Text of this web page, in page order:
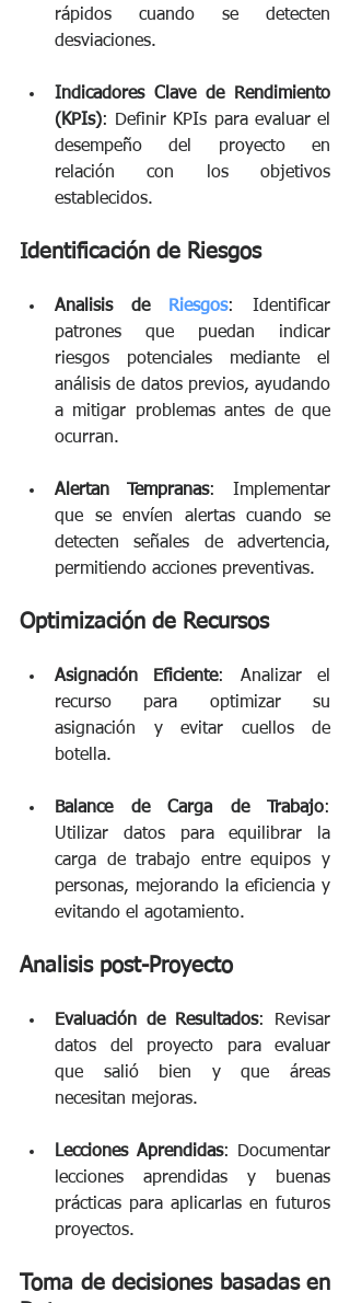
rápidos cuando se detecten
desviaciones.
Indicadores Clave de Rendimiento
(KPIs): Definir KPIs para evaluar el
desempeño del proyecto en
relación con los objetivos
establecidos.
Identificación de Riesgos
Analisis de Riesgos: Identificar
patrones que puedan indicar
riesgos potenciales mediante el
análisis de datos previos, ayudando
a mitigar problemas antes de que
ocurran.
Alertan Tempranas: Implementar
que se envíen alertas cuando se
detecten señales de advertencia,
permitiendo acciones preventivas.
Optimización de Recursos
Asignación Eficiente: Analizar el
recurso para optimizar su
asignación y evitar cuellos de
botella.
Balance de Carga de Trabajo:
Utilizar datos para equilibrar la
carga de trabajo entre equipos y
personas, mejorando la eficiencia y
evitando el agotamiento.
Analisis post-Proyecto
Evaluación de Resultados: Revisar
datos del proyecto para evaluar
que salió bien y que áreas
necesitan mejoras.
Lecciones Aprendidas: Documentar
lecciones aprendidas y buenas
prácticas para aplicarlas en futuros
proyectos.
Toma de decisiones basadas en